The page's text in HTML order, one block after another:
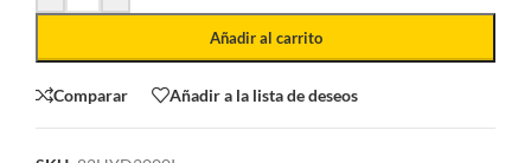
Añadir al carrito
Comparar Añadir a la lista de deseos